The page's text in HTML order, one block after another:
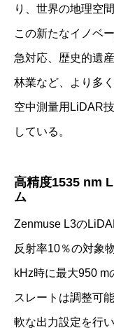
り、世界の地理空
この新たなイノベ
急対応、歴史的遺
林業など、より多
空中測量用LiDAR
している。
高精度1535 nm
ム
Zenmuse L3の
反射率10％の対象
kHz時に最大950
スレートは調整可
軟な出力設定を行